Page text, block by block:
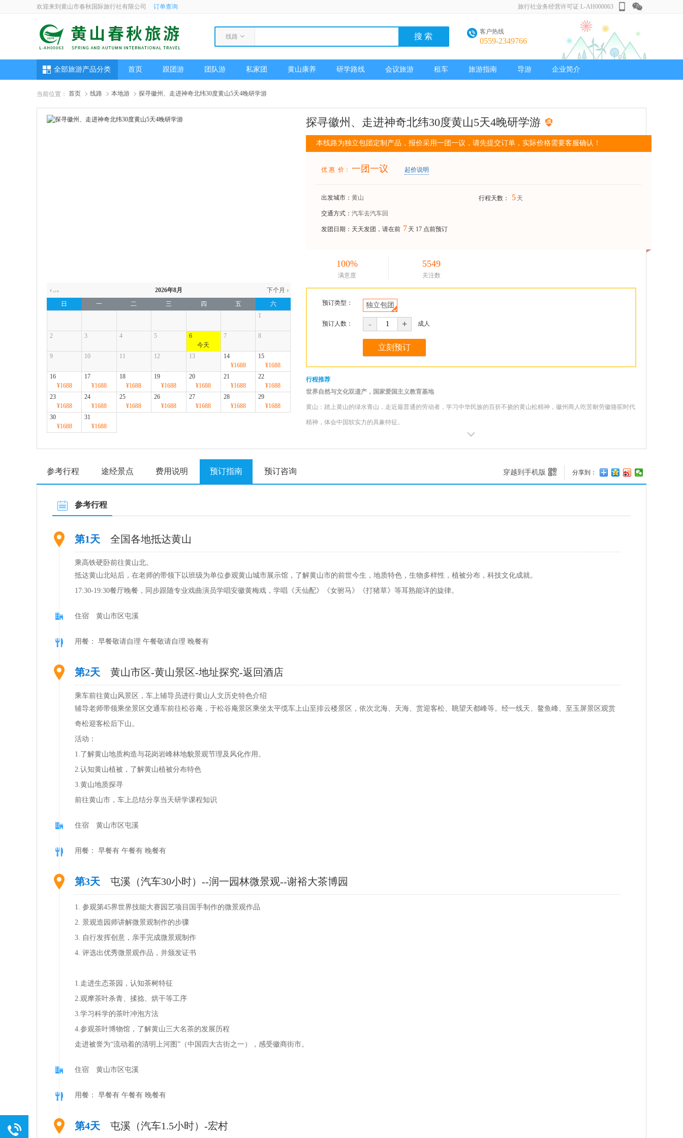
欢迎来到黄山市春秋国际旅行社有限公司 订单查询 旅行社业务经营许可证 L-AH000063
线路
客户热线
0559-2349766
全部旅游产品分类 首页 跟团游 团队游 私家团 黄山康养 研学路线 会议旅游 租车 旅游指南 导游 企业简介
当前位置： 首页 线路 本地游 探寻徽州、走进神奇北纬30度黄山5天4晚研学游
2026年8月
日
一 二 三 四 五
六
1
2 3 4 5 6 7 8
9 10 11 12 13
14
¥1688
15
¥1688
16
¥1688
17
¥1688
18
¥1688
19
¥1688
20
¥1688
21
¥1688
22
¥1688
23
¥1688
24
¥1688
25
¥1688
26
¥1688
27
¥1688
28
¥1688
29
¥1688
30
¥1688
31
¥1688
探寻徽州、走进神奇北纬30度黄山5天4晚研学游
本线路为独立包团定制产品，报价采用一团一议，请先提交订单，实际价格需要客服确认！
优 惠 价： 一团一议 起价说明
出发城市： 黄山 行程天数： 5 天
交通方式： 汽车去汽车回
发团日期：天天发团，请在前 7 天 17 点前预订
100%
满意度
5549
关注数
预订类型： 独立包团
预订人数： - + 成人
行程推荐
世界自然与文化双遗产，国家爱国主义教育基地
黄山：踏上黄山的绿水青山，走近最普通的劳动者，学习中华民族的百折不挠的黄山松精神，徽州商人吃苦耐劳徽骆驼时代
精神，体会中国软实力的具象特征。
参考行程 途经景点 费用说明 预订指南 预订咨询 分享到：
穿越到手机版
参考行程
第1天 全国各地抵达黄山
乘高铁硬卧前往黄山北。
抵达黄山北站后，在老师的带领下以班级为单位参观黄山城市展示馆，了解黄山市的前世今生，地质特色，生物多样性，植被分布，科技文化成就。
17:30-19:30餐厅晚餐，同步跟随专业戏曲演员学唱安徽黄梅戏，学唱《天仙配》《女驸马》《打猪草》等耳熟能详的旋律。
住宿 黄山市区屯溪
用餐： 早餐敬请自理 午餐敬请自理 晚餐有
第2天 黄山市区-黄山景区-地址探究-返回酒店
乘车前往黄山风景区，车上辅导员进行黄山人文历史特色介绍
辅导老师带领乘坐景区交通车前往松谷庵，于松谷庵景区乘坐太平缆车上山至排云楼景区，依次北海、天海、赏迎客松、眺望天都峰等。经一线天、鳌鱼峰、至玉屏景区观赏
奇松迎客松后下山。
活动：
1.了解黄山地质构造与花岗岩峰林地貌景观节理及风化作用。
2.认知黄山植被，了解黄山植被分布特色
3.黄山地质探寻
前往黄山市，车上总结分享当天研学课程知识
住宿 黄山市区屯溪
用餐： 早餐有 午餐有 晚餐有
第3天 屯溪（汽车30小时）--润一园林微景观--谢裕大茶博园
1. 参观第45界世界技能大赛园艺项目国手制作的微景观作品
2. 景观造园师讲解微景观制作的步骤
3. 自行发挥创意，亲手完成微景观制作
4. 评选出优秀微景观作品，并颁发证书
1.走进生态茶园，认知茶树特征
2.观摩茶叶杀青、揉捻、烘干等工序
3.学习科学的茶叶冲泡方法
4.参观茶叶博物馆，了解黄山三大名茶的发展历程
走进被誉为“流动着的清明上河图”（中国四大古街之一），感受徽商街市。
住宿 黄山市区屯溪
用餐： 早餐有 午餐有 晚餐有
第4天 屯溪（汽车1.5小时）-宏村